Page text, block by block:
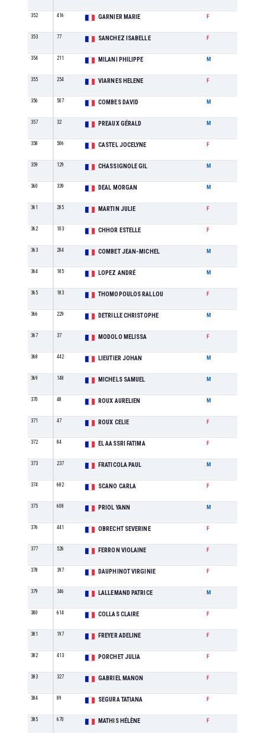
352 416 GARNIER MARIE F
353 77 SANCHEZ ISABELLE F
354 211 MILANI PHILIPPE M
355 254 VIARNES HELENE F
356 507 COMBES DAVID M
357 32 PREAUX GÉRALD M
358 506 CASTEL JOCELYNE F
359 129 CHASSIGNOLE GIL M
360 339 DEAL MORGAN M
361 285 MARTIN JULIE F
362 103 CHHOR ESTELLE F
363 284 COMBET JEAN-MICHEL M
364 185 LOPEZ ANDRÉ M
365 183 THOMOPOULOS RALLOU F
366 229 DETRILLE CHRISTOPHE M
367 37 MODOLO MELISSA F
368 442 LIEUTIER JOHAN M
369 148 MICHELS SAMUEL M
370 48 ROUX AURELIEN M
371 47 ROUX CELIE F
372 84 EL AASSRI FATIMA F
373 237 FRATICOLA PAUL M
374 682 SCANO CARLA F
375 608 PRIOL YANN M
376 441 OBRECHT SEVERINE F
377 526 FERRON VIOLAINE F
378 397 DAUPHINOT VIRGINIE F
379 346 LALLEMAND PATRICE M
380 614 COLLAS CLAIRE F
381 197 FREYER ADELINE F
382 413 PORCHET JULIA F
383 327 GABRIEL MANON F
384 89 SEGURA TATIANA F
385 670 MATHIS HÉLÈNE F